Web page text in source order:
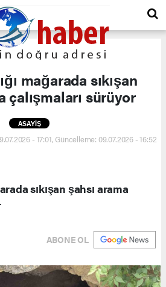
mağarada sıkışan
çalışmaları sürüyor
ASAYİŞ
- 17:01, Güncelleme: 09.07.2026 - 16:52
sıkışan şahsı arama
ABONE OL